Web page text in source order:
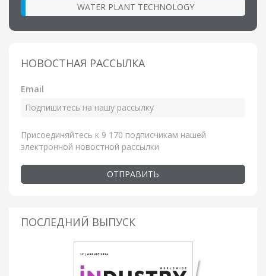
WATER PLANT TECHNOLOGY
НОВОСТНАЯ РАССЫЛКА
Email
Присоединяйтесь к 9 170 подписчикам нашей
электронной новостной рассылки
ОТПРАВИТЬ
ПОСЛЕДНИЙ ВЫПУСК